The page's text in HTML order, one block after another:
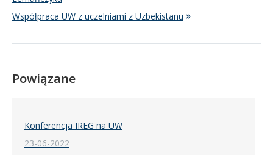
Współpraca UW z uczelniami z Uzbekistanu
Powiązane
Konferencja IREG na UW
23-06-2022